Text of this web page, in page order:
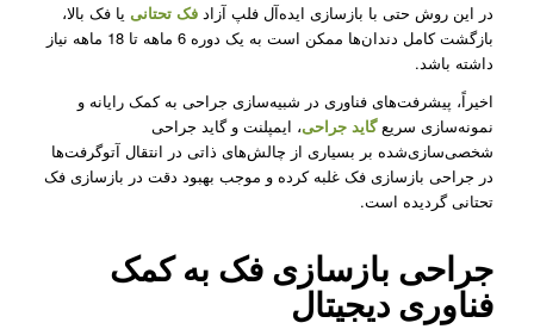
در این روش حتی با بازسازی ایده‌آل فلپ آزاد فک تحتانییا فک بالا،
بازگشت کامل دندان‌ها ممکن است به یک دوره 6 ماهه تا 18 ماهه نیاز
داشته باشد.
اخیراً، پیشرفت‌های فناوری در شبیه‌سازی جراحی به کمک رایانه و
نمونه‌سازی سریعگاید جراحی، ایمپلنت‌ و گاید جراحی‌
شخصی‌سازی‌شده بر بسیاری از چالش‌های ذاتی در انتقال آتوگرفت‌ها
در جراحی بازسازی فک غلبه کرده و موجب بهبود دقت در بازسازی فک
تحتانی گردیده است.
جراحی بازسازی فک به کمک
فناوری دیجیتال